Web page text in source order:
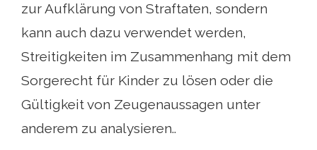
zur Aufklärung von Straftaten, sondern
kann auch dazu verwendet werden,
Streitigkeiten im Zusammenhang mit dem
Sorgerecht für Kinder zu lösen oder die
Gültigkeit von Zeugenaussagen unter
anderem zu analysieren..